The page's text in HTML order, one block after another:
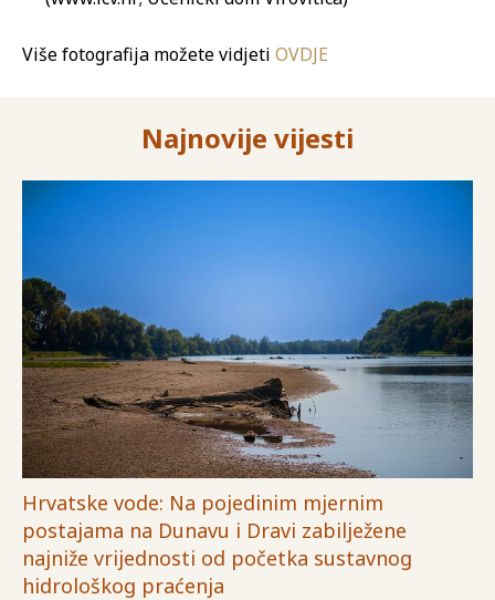
Više fotografija možete vidjeti OVDJE
Najnovije vijesti
Hrvatske vode: Na pojedinim mjernim
postajama na Dunavu i Dravi zabilježene
najniže vrijednosti od početka sustavnog
hidrološkog praćenja